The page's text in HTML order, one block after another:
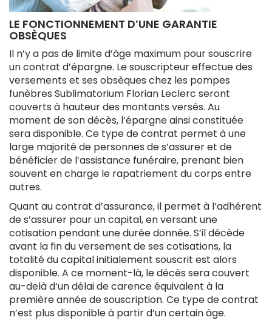
LE FONCTIONNEMENT D’UNE GARANTIE
OBSÈQUES
Il n’y a pas de limite d’âge maximum pour souscrire
un contrat d’épargne. Le souscripteur effectue des
versements et ses obsèques chez les pompes
funèbres Sublimatorium Florian Leclerc seront
couverts à hauteur des montants versés. Au
moment de son décès, l’épargne ainsi constituée
sera disponible. Ce type de contrat permet à une
large majorité de personnes de s’assurer et de
bénéficier de l’assistance funéraire, prenant bien
souvent en charge le rapatriement du corps entre
autres.
Quant au contrat d’assurance, il permet à l’adhérent
de s’assurer pour un capital, en versant une
cotisation pendant une durée donnée. S’il décède
avant la fin du versement de ses cotisations, la
totalité du capital initialement souscrit est alors
disponible. A ce moment-là, le décès sera couvert
au-delà d’un délai de carence équivalent à la
première année de souscription. Ce type de contrat
n’est plus disponible à partir d’un certain âge.